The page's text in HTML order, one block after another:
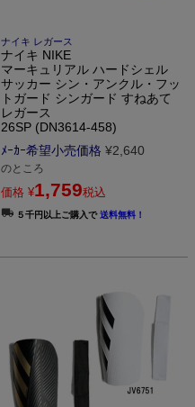
ナイキ レガース
ナイキ NIKE
マーキュリアル ハードシェル
サッカー シン・アンクル・フッ
トガード シンガード すねあて
レガース
26SP (DN3614-458)
ﾒｰｶｰ希望小売価格 ¥2,640
のところ
価格 ¥1,759税込
５千円以上ご購入で送料無料！